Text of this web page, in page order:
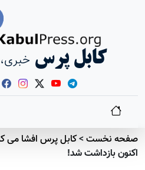
کابل پرس
صفحه نخست>کابل پرس افشا می
اکنون بازداشت شد!